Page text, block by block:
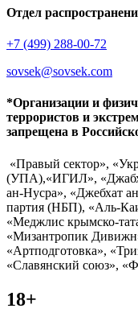
Отдел
+7 (499) 288-00-72
sovsek@sovsek.com
*Организации и
террористов и
запрещена в
«Правый сектор»,
(УПА),«ИГИЛ»,
ан-Нусра», «Джебхат
партия (НБП), «Аль-
«Меджлис крымско-
«Мизантропик
«Артподготовка»,
«Славянский союз»,
18+